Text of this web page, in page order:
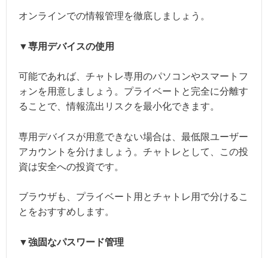
オンラインでの情報管理を徹底しましょう。
▼専用デバイスの使用
可能であれば、チャトレ専用のパソコンやスマートフ
ォンを用意しましょう。プライベートと完全に分離す
ることで、情報流出リスクを最小化できます。
専用デバイスが用意できない場合は、最低限ユーザー
アカウントを分けましょう。チャトレとして、この投
資は安全への投資です。
ブラウザも、プライベート用とチャトレ用で分けるこ
とをおすすめします。
▼強固なパスワード管理